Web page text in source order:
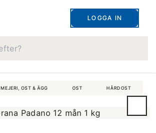
LOGGA IN
MEJERI, OST & ÄGG OST HÅRDOST